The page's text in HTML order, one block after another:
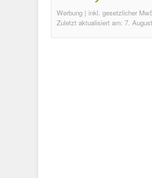
Werbung | inkl. gesetzlicher
Zuletzt aktualisiert am: 7.